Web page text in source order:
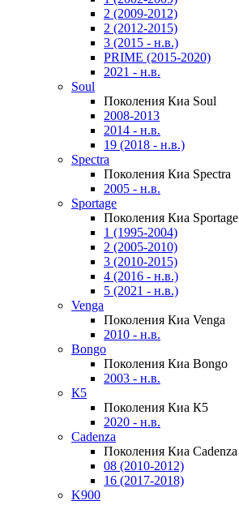
2 (2009-2012)
2 (2012-2015)
3 (2015 - н.в.)
PRIME (2015-2020)
2021 - н.в.
Soul
Поколения Киа Soul
2008-2013
2014 - н.в.
19 (2018 - н.в.)
Spectra
Поколения Киа Spectra
2005 - н.в.
Sportage
Поколения Киа Sportage
1 (1995-2004)
2 (2005-2010)
3 (2010-2015)
4 (2016 - н.в.)
5 (2021 - н.в.)
Venga
Поколения Киа Venga
2010 - н.в.
Bongo
Поколения Киа Bongo
2003 - н.в.
К5
Поколения Киа К5
2020 - н.в.
Cadenza
Поколения Киа Cadenza
08 (2010-2012)
16 (2017-2018)
K900